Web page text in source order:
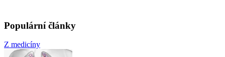
Populární články
Z medicíny